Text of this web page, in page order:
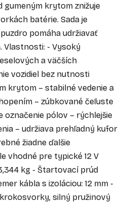
gumeným krytom znižuje
batérie. Sada je
pomáha udržiavať
Vlastnosti: - Vysoký
a väčších
vozidiel bez nutnosti
krytom – stabilné vedenie a
– zúbkované čeľuste
označenie pólov – rýchlejšie
– udržiava prehľadný kufor
žiadne ďalšie
vhodné pre typické 12 V
kg - Štartovací prúd
kábla s izoláciou: 12 mm -
silný pružinový